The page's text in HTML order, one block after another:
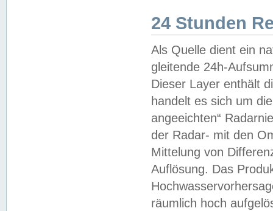
24 Stunden
Als Quelle dient ein
gleitende 24h-
Dieser Layer enthält
handelt es sich um
angeeichten“
der Radar- mit den
Mittelung von
Auflösung. Das
räumlich hoch